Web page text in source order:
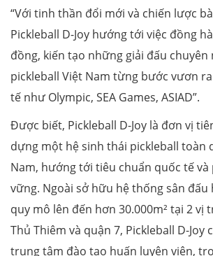
“Với tinh thần đổi mới và chiến lược
Pickleball D-Joy hướng tới việc đồng
đồng, kiến tạo những giải đấu chuyên
pickleball Việt Nam từng bước vươn
tế như Olympic, SEA Games, ASIAD”.
Được biết, Pickleball D-Joy là đơn vị
dựng một hệ sinh thái pickleball toàn
Nam, hướng tới tiêu chuẩn quốc tế
vững. Ngoài sở hữu hệ thống sân đấu
quy mô lên đến hơn 30.000m² tại 2 vị
Thủ Thiêm và quận 7, Pickleball D-Joy
trung tâm đào tạo huấn luyện viên,